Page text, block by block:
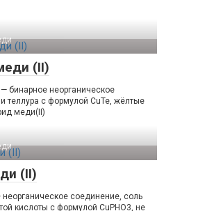
(II)
бинарное неорганическое
теллура с формулой CuTe, жёлтые
меди​(II)​
(II)
соединение, соль
кислоты с формулой CuPHO3, не